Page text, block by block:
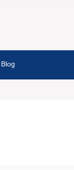
Blog